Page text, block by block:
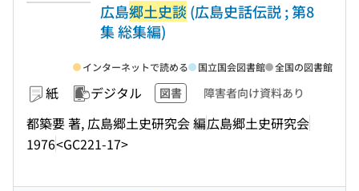
広島郷土史談 (広島史話伝説 ; 第8
集 総集編)
紙 デジタル 図書 障害者向け資料あり
都築要 著, 広島郷土史研究会 編広島郷土史研究会
1976<GC221-17>
インターネットで読める 国立国会図書館 全国の図書館